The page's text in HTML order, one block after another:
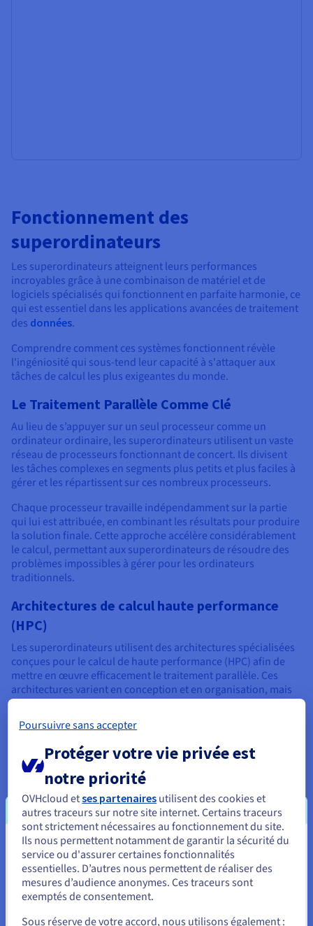
Fonctionnement des
superordinateurs
Les superordinateurs atteignent leurs performances
incroyables grâce à une combinaison de matériel et de
logiciels spécialisés qui fonctionnent en parfaite harmonie, ce
qui est essentiel dans les applications avancées de traitement
des données.
Comprendre comment ces systèmes fonctionnent révèle
l'ingéniosité qui sous-tend leur capacité à s'attaquer aux
tâches de calcul les plus exigeantes du monde.
Le Traitement Parallèle Comme Clé
Au lieu de s’appuyer sur un seul processeur comme un
ordinateur ordinaire, les superordinateurs utilisent un vaste
réseau de processeurs fonctionnant de concert. Ils divisent
les tâches complexes en segments plus petits et plus faciles à
gérer et les répartissent sur ces nombreux processeurs.
Chaque processeur travaille indépendamment sur la partie
qui lui est attribuée, en combinant les résultats pour produire
la solution finale. Cette approche accélère considérablement
le calcul, permettant aux superordinateurs de résoudre des
problèmes impossibles à gérer pour les ordinateurs
traditionnels.
Architectures de calcul haute performance
(HPC)
Les superordinateurs utilisent des architectures spécialisées
conçues pour le calcul de haute performance (HPC) afin de
mettre en œuvre efficacement le traitement parallèle. Ces
architectures varient en conception et en organisation, mais
elles visent toutes à maximiser l'efficacité et le débit.
Une architecture commune est le cluster, où de nombreux
ordinateurs individuels sont interconnectés pour former un
système unique et puissant. Ces ordinateurs, souvent appelés
nœuds, travaillent ensemble pour résoudre des problèmes,
partager des ressources et communiquer via un réseau à haut
débit.
Une autre approche pour la recherche et d'autres tâches de
superordinateur est le traitement massivement parallèle
(MPP), où des milliers de processeurs sont étroitement
intégrés dans un seul système, travaillant en parallèle pour
atteindre des performances extrêmes. Ces architectures, ainsi
que d'autres conceptions spécialisées, fournissent
l'infrastructure nécessaire aux superordinateurs pour relever
un large éventail de défis informatiques.
Vous semblez être localisé en États-
Unis.
Pour commander, rendez-vous sur le site de votre pays (États-
Poursuivre sans accepter
Protéger votre vie privée est
notre priorité
OVHcloud etses partenaires utilisent des cookies et
autres traceurs sur notre site internet. Certains traceurs
sont strictement nécessaires au fonctionnement du site.
Ils nous permettent notamment de garantir la sécurité du
service ou d'assurer certaines fonctionnalités
essentielles. D’autres nous permettent de réaliser des
mesures d’audience anonymes. Ces traceurs sont
exemptés de consentement.
Sous réserve de votre accord, nous utilisons également :